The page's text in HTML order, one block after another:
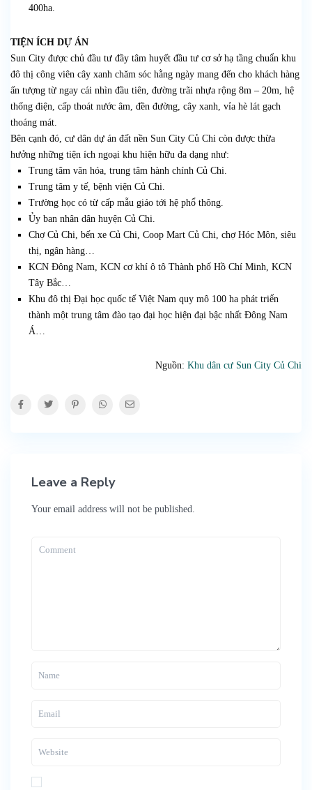
400ha.
TIỆN ÍCH DỰ ÁN
Sun City được chủ đầu tư đầy tâm huyết đầu tư cơ sở hạ tầng chuẩn khu
đô thị công viên cây xanh chăm sóc hằng ngày mang đến cho khách hàng
ấn tượng từ ngay cái nhìn đầu tiên, đường trãi nhựa rộng 8m – 20m, hệ
thống điện, cấp thoát nước âm, đền đường, cây xanh, vỉa hè lát gạch
thoáng mát.
Bên cạnh đó, cư dân dự án đất nền Sun City Củ Chi còn được thừa
hưởng những tiện ích ngoại khu hiện hữu đa dạng như:
Trung tâm văn hóa, trung tâm hành chính Củ Chi.
Trung tâm y tế, bệnh viện Củ Chi.
Trường học có từ cấp mẫu giáo tới hệ phổ thông.
Ủy ban nhân dân huyện Củ Chi.
Chợ Củ Chi, bến xe Củ Chi, Coop Mart Củ Chi, chợ Hóc Môn, siêu
thị, ngân hàng…
KCN Đông Nam, KCN cơ khí ô tô Thành phố Hồ Chí Minh, KCN
Tây Bắc…
Khu đô thị Đại học quốc tế Việt Nam quy mô 100 ha phát triển
thành một trung tâm đào tạo đại học hiện đại bậc nhất Đông Nam
Á…
Nguồn: Khu dân cư Sun City Củ Chi
Leave a Reply
Your email address will not be published.